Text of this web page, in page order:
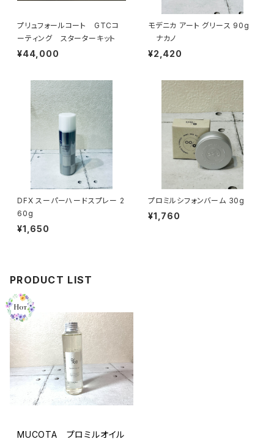
プリュフォールコート GTCコ
ーティング スターターキット
¥44,000
モデニカ アート グリース 90g
ナカノ
¥2,420
DFX スーパーハードスプレー 2
60g
¥1,650
プロミルシフォンバーム 30g
¥1,760
PRODUCT LIST
MUCOTA プロミルオイル